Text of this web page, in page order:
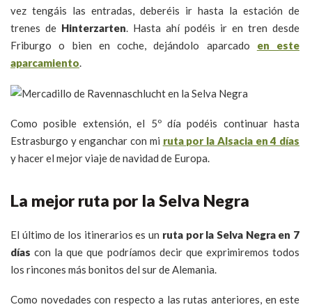
vez tengáis las entradas, deberéis ir hasta la estación de
trenes de Hinterzarten. Hasta ahí podéis ir en tren desde
Friburgo o bien en coche, dejándolo aparcado en este
aparcamiento.
Como posible extensión, el 5º día podéis continuar hasta
Estrasburgo y enganchar con mi ruta por la Alsacia en 4 días
y hacer el mejor viaje de navidad de Europa.
La mejor ruta por la Selva Negra
El último de los itinerarios es un ruta por la Selva Negra en 7
días con la que que podríamos decir que exprimiremos todos
los rincones más bonitos del sur de Alemania.
Como novedades con respecto a las rutas anteriores, en este